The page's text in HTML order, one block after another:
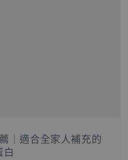
｜適合全家人補充的